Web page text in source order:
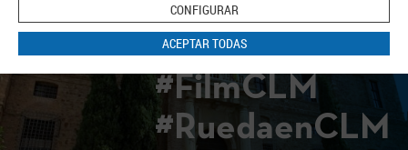
CONFIGURAR
ACEPTAR TODAS
#FilmCLM
#RuedaenCLM